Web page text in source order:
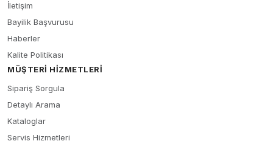
İletişim
Bayilik Başvurusu
Haberler
Kalite Politikası
MÜŞTERI HIZMETLERI
Sipariş Sorgula
Detaylı Arama
Kataloglar
Servis Hizmetleri